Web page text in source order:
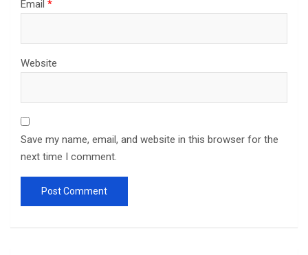
Email *
Website
Save my name, email, and website in this browser for the
next time I comment.